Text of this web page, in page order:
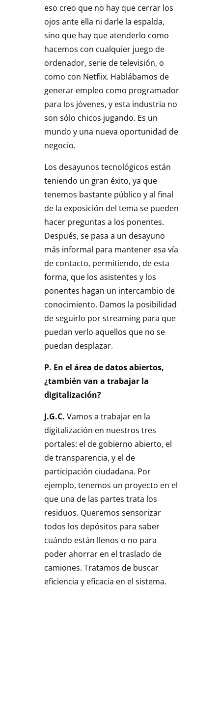
eso creo que no hay que cerrar los
ojos ante ella ni darle la espalda,
sino que hay que atenderlo como
hacemos con cualquier juego de
ordenador, serie de televisión, o
como con Netflix. Hablábamos de
generar empleo como programador
para los jóvenes, y esta industria no
son sólo chicos jugando. Es un
mundo y una nueva oportunidad de
negocio.
Los desayunos tecnológicos están
teniendo un gran éxito, ya que
tenemos bastante público y al final
de la exposición del tema se pueden
hacer preguntas a los ponentes.
Después, se pasa a un desayuno
más informal para mantener esa vía
de contacto, permitiendo, de esta
forma, que los asistentes y los
ponentes hagan un intercambio de
conocimiento. Damos la posibilidad
de seguirlo por streaming para que
puedan verlo aquellos que no se
puedan desplazar.
P. En el área de datos abiertos,
¿también van a trabajar la
digitalización?
J.G.C. Vamos a trabajar en la
digitalización en nuestros tres
portales: el de gobierno abierto, el
de transparencia, y el de
participación ciudadana. Por
ejemplo, tenemos un proyecto en el
que una de las partes trata los
residuos. Queremos sensorizar
todos los depósitos para saber
cuándo están llenos o no para
poder ahorrar en el traslado de
camiones. Tratamos de buscar
eficiencia y eficacia en el sistema.